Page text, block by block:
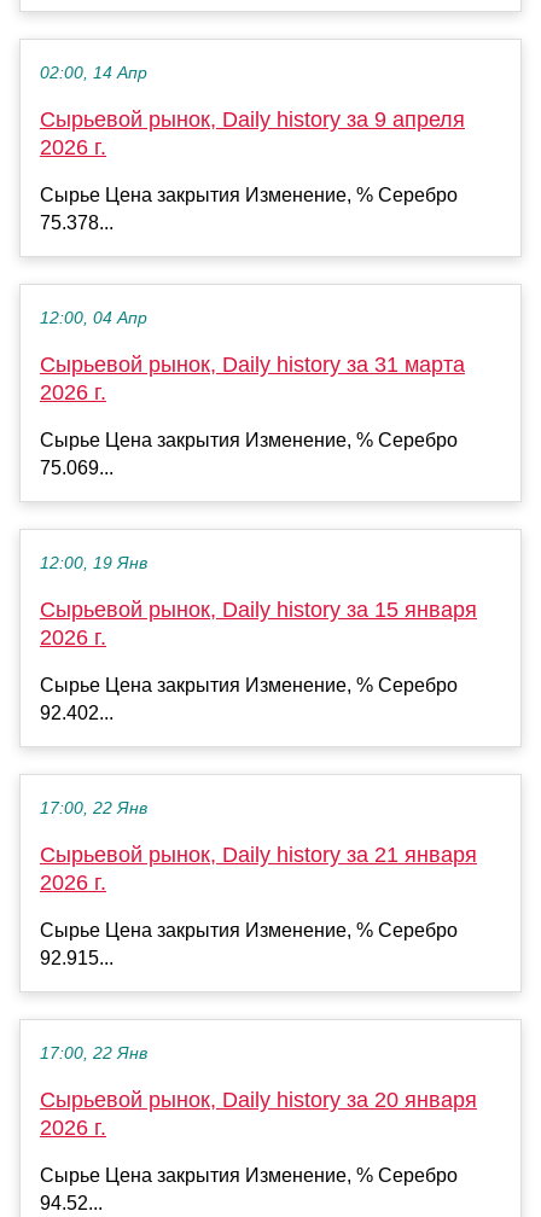
02:00, 14 Апр
Сырьевой рынок, Daily history за 9 апреля
2026 г.
Сырье Цена закрытия Изменение, % Серебро
75.378...
12:00, 04 Апр
Сырьевой рынок, Daily history за 31 марта
2026 г.
Сырье Цена закрытия Изменение, % Серебро
75.069...
12:00, 19 Янв
Сырьевой рынок, Daily history за 15 января
2026 г.
Сырье Цена закрытия Изменение, % Серебро
92.402...
17:00, 22 Янв
Сырьевой рынок, Daily history за 21 января
2026 г.
Сырье Цена закрытия Изменение, % Серебро
92.915...
17:00, 22 Янв
Сырьевой рынок, Daily history за 20 января
2026 г.
Сырье Цена закрытия Изменение, % Серебро
94.52...